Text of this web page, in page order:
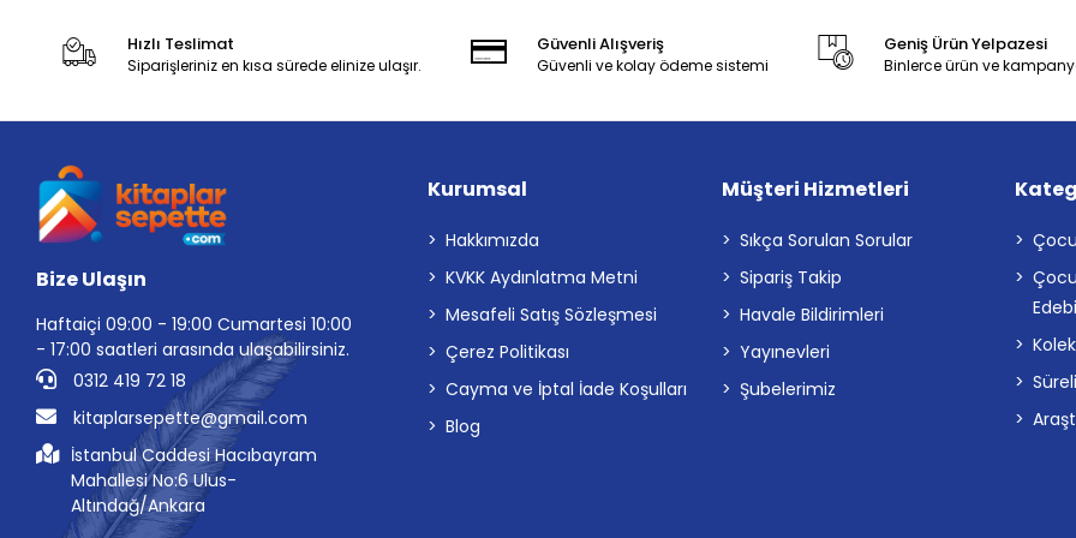
Hızlı Teslimat
Siparişleriniz en kısa sürede elinize ulaşır.
Güvenli Alışveriş
Güvenli ve kolay ödeme sistemi
Geniş Ürün Yelpazesi
Binlerce ürün ve
Bize Ulaşın
Haftaiçi 09:00 - 19:00 Cumartesi 10:00
- 17:00 saatleri arasında ulaşabilirsiniz.
0312 419 72 18
kitaplarsepette@gmail.com
İstanbul Caddesi Hacıbayram
Mahallesi No:6 Ulus-
Altındağ/Ankara
Kurumsal
Hakkımızda
KVKK Aydınlatma Metni
Mesafeli Satış Sözleşmesi
Çerez Politikası
Cayma ve İptal İade Koşulları
Blog
Müşteri Hizmetleri
Sıkça Sorulan Sorular
Sipariş Takip
Havale Bildirimleri
Yayınevleri
Şubelerimiz